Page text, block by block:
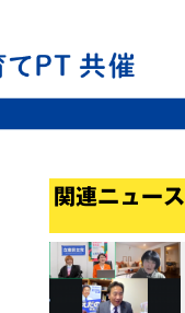
関連ニュース